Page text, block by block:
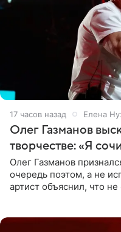
17 часов назад Елена
Олег Газманов
творчестве: «Я
Олег Газманов
очередь поэтом, а не
артист объяснил, что